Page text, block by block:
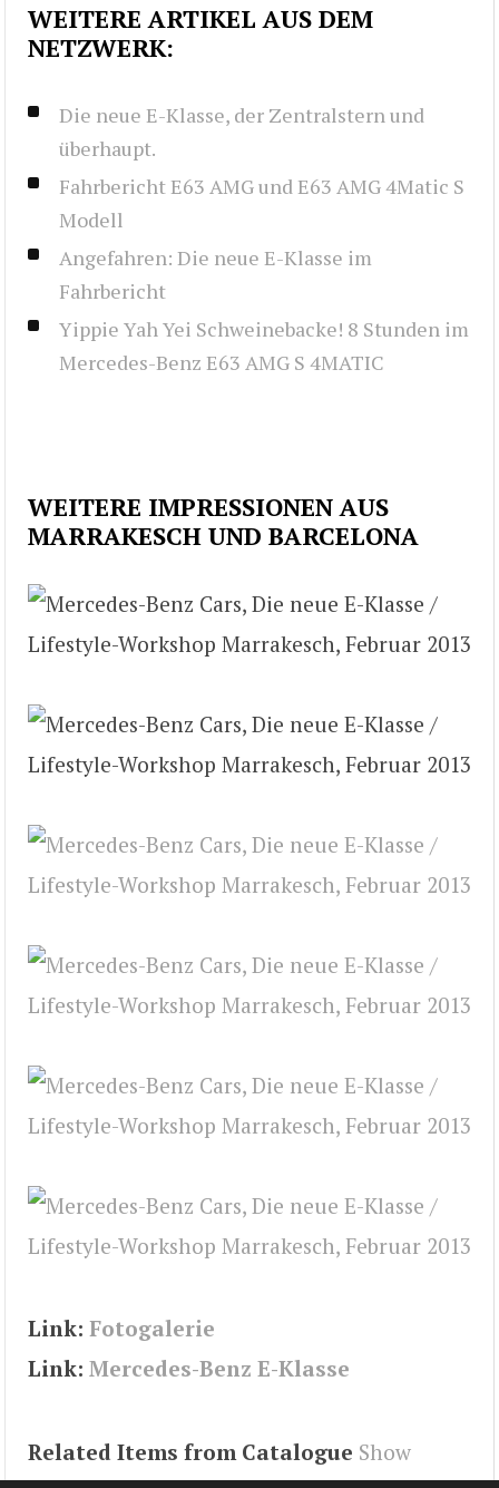
WEITERE ARTIKEL AUS DEM
NETZWERK:
Die neue E-Klasse, der Zentralstern und
überhaupt.
Fahrbericht E63 AMG und E63 AMG 4Matic S
Modell
Angefahren: Die neue E-Klasse im
Fahrbericht
Yippie Yah Yei Schweinebacke! 8 Stunden im
Mercedes-Benz E63 AMG S 4MATIC
WEITERE IMPRESSIONEN AUS
MARRAKESCH UND BARCELONA
Link: Fotogalerie
Link: Mercedes-Benz E-Klasse
Related Items from Catalogue Show